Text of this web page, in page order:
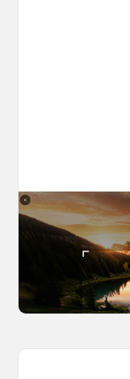
The World
Build a world
complete
capturing
March 25,